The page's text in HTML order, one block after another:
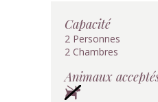
Capacité
2 Personnes
2 Chambres
Animaux